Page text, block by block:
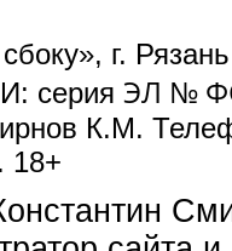
г.
серия ЭЛ №
К.М.
sends e-mail)
. 18+